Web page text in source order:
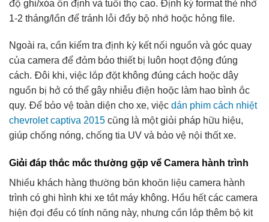
độ ghi/xóa ổn định và tuổi thọ cao. Định kỳ format thẻ nhớ
1-2 tháng/lần để tránh lỗi đầy bộ nhớ hoặc hỏng file.
Ngoài ra, cần kiểm tra định kỳ kết nối nguồn và góc quay
của camera để đảm bảo thiết bị luôn hoạt động đúng
cách. Đôi khi, việc lắp đặt không đúng cách hoặc dây
nguồn bị hở có thể gây nhiễu điện hoặc làm hao bình ắc
quy. Để bảo vệ toàn diện cho xe, việc dán phim cách nhiệt
chevrolet captiva 2015 cũng là một giải pháp hữu hiệu,
giúp chống nóng, chống tia UV và bảo vệ nội thất xe.
Giải đáp thắc mắc thường gặp về Camera hành trình
Nhiều khách hàng thường băn khoăn liệu camera hành
trình có ghi hình khi xe tắt máy không. Hầu hết các camera
hiện đại đều có tính năng này, nhưng cần lắp thêm bộ kit